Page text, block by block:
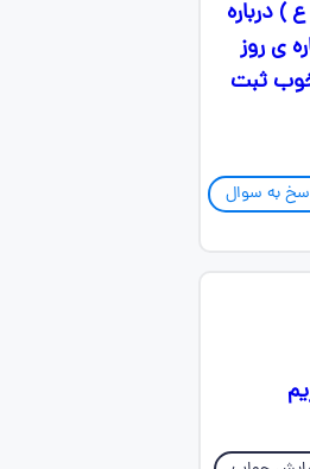
۲-حدیث امام علی ( ع ) درباره
۴- رسول خدا درباره ی روز
خوب ثبت
به سوال